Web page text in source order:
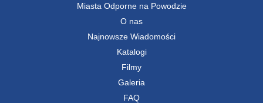
Miasta Odporne na Powodzie
O nas
Najnowsze Wiadomości
Katalogi
Filmy
Galeria
FAQ